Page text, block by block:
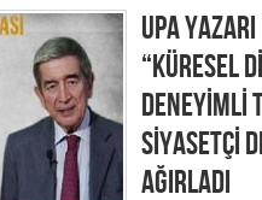
UPA
“KÜRESEL
DENEYİMLİ
SİYASETÇİ
AĞIRLADI